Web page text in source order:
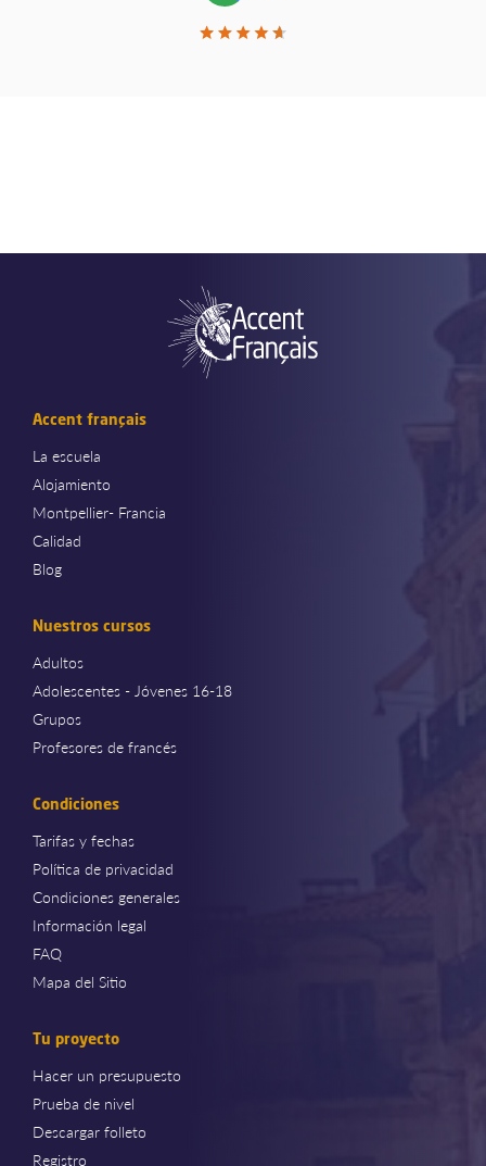
Accent français
La escuela
Alojamiento
Montpellier- Francia
Calidad
Blog
Nuestros cursos
Adultos
Adolescentes - Jóvenes 16-18
Grupos
Profesores de francés
Condiciones
Tarifas y fechas
Política de privacidad
Condiciones generales
Información legal
FAQ
Mapa del Sitio
Tu proyecto
Hacer un presupuesto
Prueba de nivel
Descargar folleto
Registro